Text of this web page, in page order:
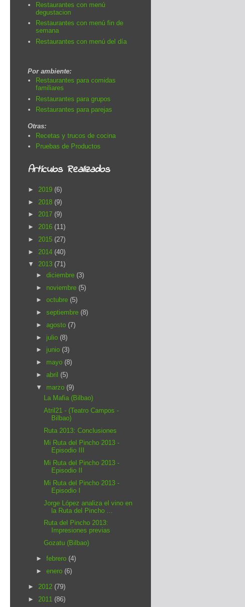
Restaurantes con menú
degustacion
Restaurantes con menú fin de
semana
Restaurantes con menú del día
Por ambiente:
Restaurantes para comidas
familiares
Restaurantes para grupos
Restaurantes para parejas
Otras:
Recetas y trucos de cocina
Pruebas de Productos
Artículos Realizados
► 2019 (6)
► 2018 (9)
► 2017 (9)
► 2016 (11)
► 2015 (27)
► 2014 (40)
▼ 2013 (71)
► diciembre (3)
► noviembre (5)
► octubre (5)
► septiembre (8)
► agosto (7)
► julio (8)
► junio (3)
► mayo (8)
► abril (5)
▼ marzo (9)
La Mafia (Bilbao)
Atril21 - (Teatro Campos -
Bilbao)
Ruta 2013: Conclusiones
Mi Ruta del Pincho 2013 -
Episodio III
Mi Ruta del Pincho 2013 -
Episodio II
Mi Ruta del Pincho 2013 -
Episodio I
Jorge López analiza el vino en
la Ruta del Pincho ...
Ruta del Pincho 2013:
Impresiones previas
Gozatu (Bilbao)
► febrero (4)
► enero (6)
► 2012 (79)
► 2011 (86)